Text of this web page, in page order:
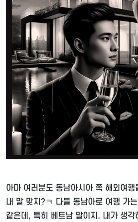
아마 여러분도 동남아시아 쪽 해외여
내 말 맞지?ㅋ 다들 동남아로 여행 가
같은데, 특히 베트남 말이지. 내가 생각